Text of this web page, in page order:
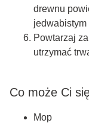
drewnu
Powtarzaj
utrzymać
Co może Ci
Mop